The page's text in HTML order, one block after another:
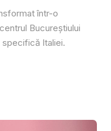
într-o
Bucureștiului
Italiei.